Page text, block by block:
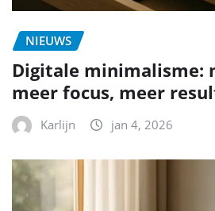
NIEUWS
Digitale minimalisme:
meer focus, meer
Karlijn jan 4, 2026